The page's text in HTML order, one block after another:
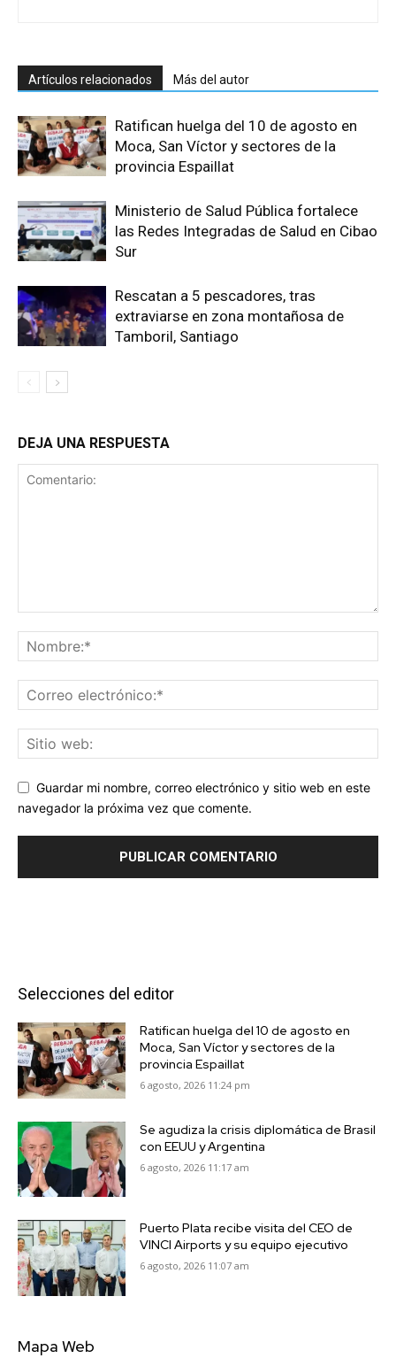
Artículos relacionados Más del autor
Ratifican huelga del 10 de agosto en
Moca, San Víctor y sectores de la
provincia Espaillat
Ministerio de Salud Pública fortalece
las Redes Integradas de Salud en Cibao
Sur
Rescatan a 5 pescadores, tras
extraviarse en zona montañosa de
Tamboril, Santiago
DEJA UNA RESPUESTA
Guardar mi nombre, correo electrónico y sitio web en este
navegador la próxima vez que comente.
Selecciones del editor
Ratifican huelga del 10 de agosto en
Moca, San Víctor y sectores de la
provincia Espaillat
6 agosto, 2026 11:24 pm
Se agudiza la crisis diplomática de Brasil
con EEUU y Argentina
6 agosto, 2026 11:17 am
Puerto Plata recibe visita del CEO de
VINCI Airports y su equipo ejecutivo
6 agosto, 2026 11:07 am
Mapa Web